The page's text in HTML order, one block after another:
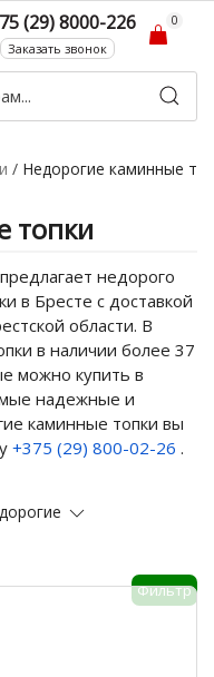
(29) 8000-226
Заказать звонок
0
/ Недорогие каминные
топки
недорого
в Бресте с доставкой
области. В
в наличии более 37
можно купить в
надежные и
каминные топки вы
+375 (29) 800-02-26 .
Фильтр